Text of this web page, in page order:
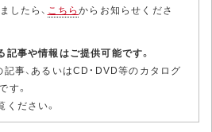
したら、 こちらからお知らせくださ
事や情報はご提供可能です。
事、あるいはCD・DVD等のカタログ
す。
ください。